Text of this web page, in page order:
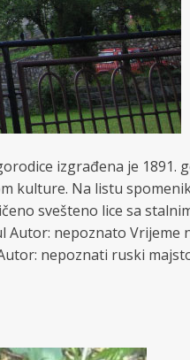
izgrađena je
kulture. Na listu
svešteno lice sa
nepoznato
nepoznati ruski